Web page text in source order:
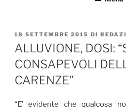
PUBBLICATO
IL
18 SETTEMBRE 2015 DI
ALLUVIONE, DOSI:
CONSAPEVOLI
CARENZE”
“E’ evidente che qualcosa